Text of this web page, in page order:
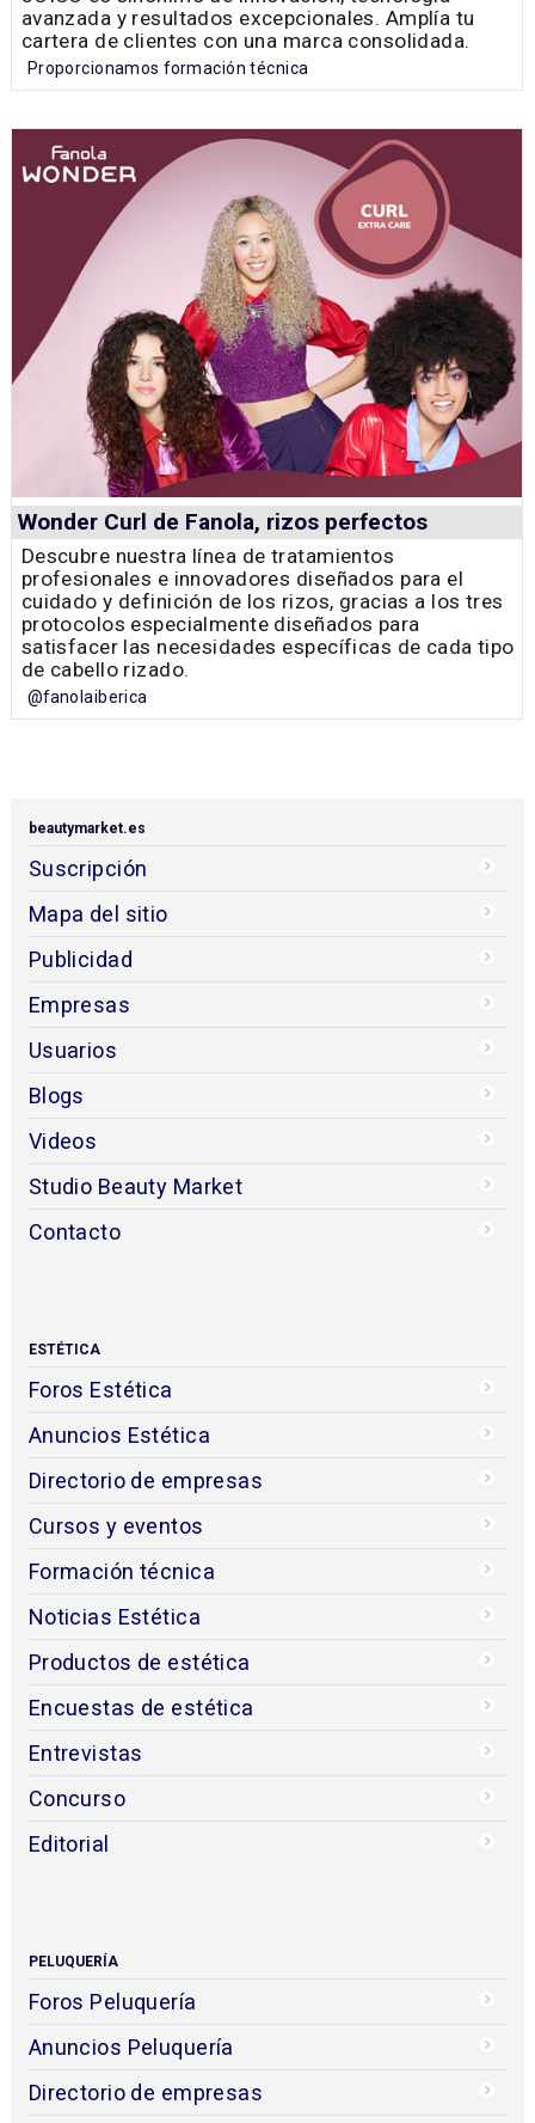
avanzada y resultados excepcionales. Amplía tu
cartera de clientes con una marca consolidada.
Proporcionamos formación técnica
Wonder Curl de Fanola, rizos perfectos
Descubre nuestra línea de tratamientos
profesionales e innovadores diseñados para el
cuidado y definición de los rizos, gracias a los tres
protocolos especialmente diseñados para
satisfacer las necesidades específicas de cada tipo
de cabello rizado.
@fanolaiberica
beautymarket.es
Suscripción
Mapa del sitio
Publicidad
Empresas
Usuarios
Blogs
Videos
Studio Beauty Market
Contacto
ESTÉTICA
Foros Estética
Anuncios Estética
Directorio de empresas
Cursos y eventos
Formación técnica
Noticias Estética
Productos de estética
Encuestas de estética
Entrevistas
Concurso
Editorial
PELUQUERÍA
Foros Peluquería
Anuncios Peluquería
Directorio de empresas